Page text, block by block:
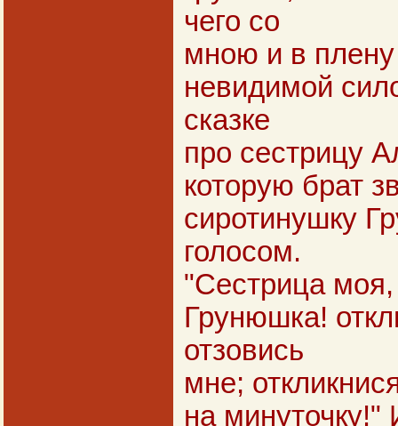
чего со
мною и в
невидимой
сказке
про сестрицу
которую брат
сиротинушку
голосом.
"Сестрица
Грунюшка!
отзовись
мне;
на минуточку!"